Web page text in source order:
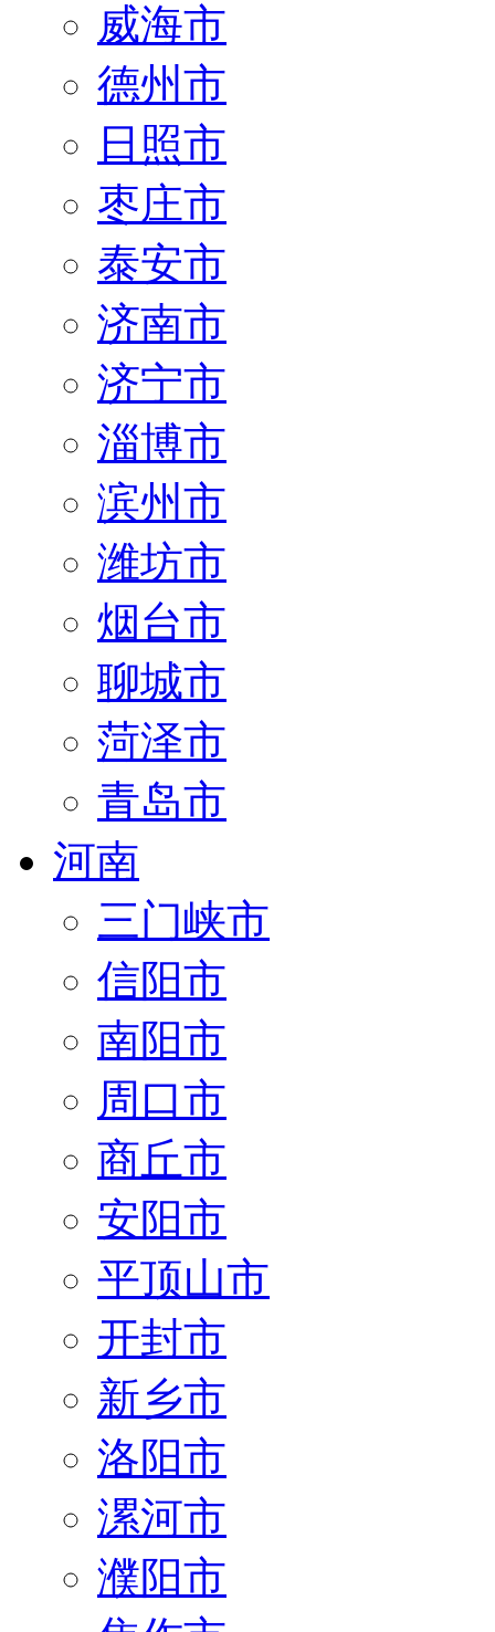
威海市
德州市
日照市
枣庄市
泰安市
济南市
济宁市
淄博市
滨州市
潍坊市
烟台市
聊城市
菏泽市
青岛市
河南
三门峡市
信阳市
南阳市
周口市
商丘市
安阳市
平顶山市
开封市
新乡市
洛阳市
漯河市
濮阳市